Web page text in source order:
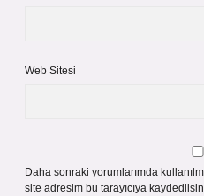
Web Sitesi
Daha sonraki yorumlarımda
site adresim bu tarayıcıya